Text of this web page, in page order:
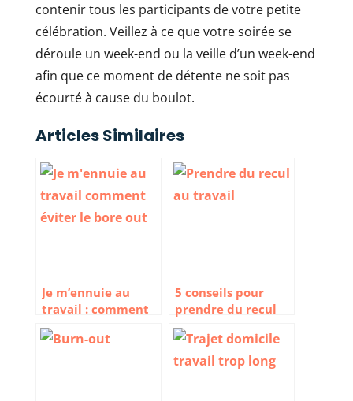
contenir tous les participants de votre petite
célébration. Veillez à ce que votre soirée se
déroule un week-end ou la veille d’un week-end
afin que ce moment de détente ne soit pas
écourté à cause du boulot.
Articles Similaires
Je m’ennuie au
travail : comment
éviter le bore out ?
5 conseils pour
prendre du recul
vis-à-vis du travail